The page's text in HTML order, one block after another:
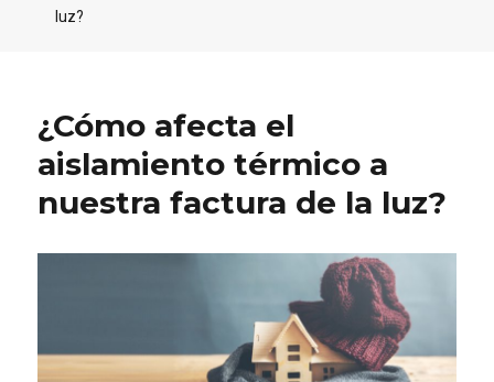
luz?
¿Cómo afecta el
aislamiento térmico a
nuestra factura de la luz?